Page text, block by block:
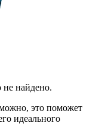
найдено.
это поможет
идеального